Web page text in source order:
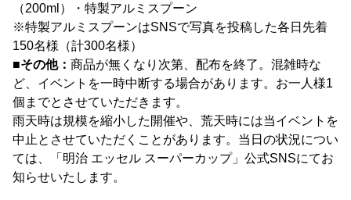
（200ml）・特製アルミスプーン
※特製アルミスプーンはSNSで写真を投稿した各日先着
150名様（計300名様）
■その他： 商品が無くなり次第、配布を終了。混雑時な
ど、イベントを一時中断する場合があります。お一人様1
個までとさせていただきます。
雨天時は規模を縮小した開催や、荒天時には当イベントを
中止とさせていただくことがあります。当日の状況につい
ては、「明治 エッセル スーパーカップ」公式SNSにてお
知らせいたします。